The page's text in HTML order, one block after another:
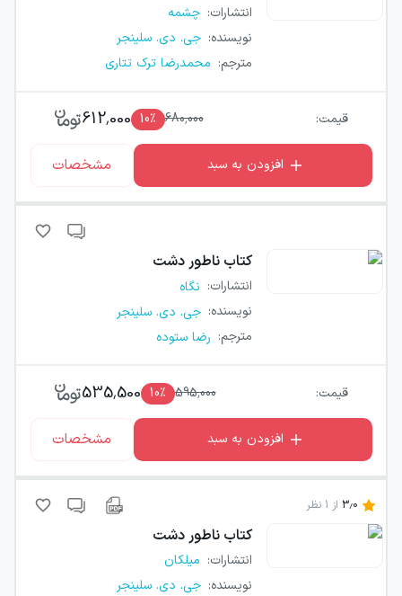
انتشارات: چشمه
نویسنده: جی. دی. سلینجر
مترجم: محمدرضا ترک تتاری
قیمت: 680,000
10٪ 612,000
افزودن به سبد مشخصات
کتاب ناطور دشت
انتشارات: نگاه
نویسنده: جی. دی. سلینجر
مترجم: رضا ستوده
قیمت: 595,000
10٪ 535,500
افزودن به سبد مشخصات
3.0 از 1 نظر
کتاب ناطور دشت
انتشارات: میلکان
نویسنده: جی. دی. سلینجر